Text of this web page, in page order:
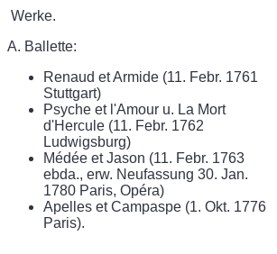
Werke.
A. Ballette:
Renaud et Armide (11. Febr. 1761
Stuttgart)
Psyche et l'Amour u. La Mort
d'Hercule (11. Febr. 1762
Ludwigsburg)
Médée et Jason (11. Febr. 1763
ebda., erw. Neufassung 30. Jan.
1780 Paris, Opéra)
Apelles et Campaspe (1. Okt. 1776
Paris).